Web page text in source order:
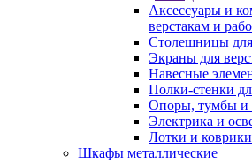
Аксессуары и
верстакам и
Столешницы для
Экраны для
Навесные
Полки-стенки
Опоры, тумбы и
Электрика и
Лотки и коврики
Шкафы металлические